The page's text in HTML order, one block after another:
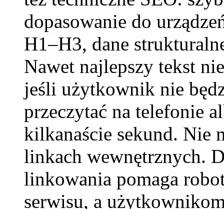
dopasowanie do
H1–H3, dane
Nawet najlepszy tekst
jeśli użytkownik nie
przeczytać na telefonie
kilkanaście sekund. Nie
linkach wewnętrznych.
linkowania pomaga
serwisu, a